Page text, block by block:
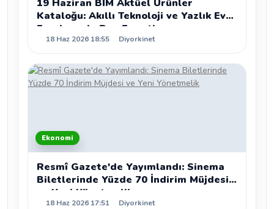
19 Haziran BİM Aktüel Ürünler
Kataloğu: Akıllı Teknoloji ve Yazlık Ev
Eşyalarında Dev Fırsatlar
18 Haz 2026 18:55 Diyorkinet
Ekonomi
Resmî Gazete'de Yayımlandı: Sinema
Biletlerinde Yüzde 70 İndirim Müjdesi
ve Yeni Yönetmelik
18 Haz 2026 17:51 Diyorkinet